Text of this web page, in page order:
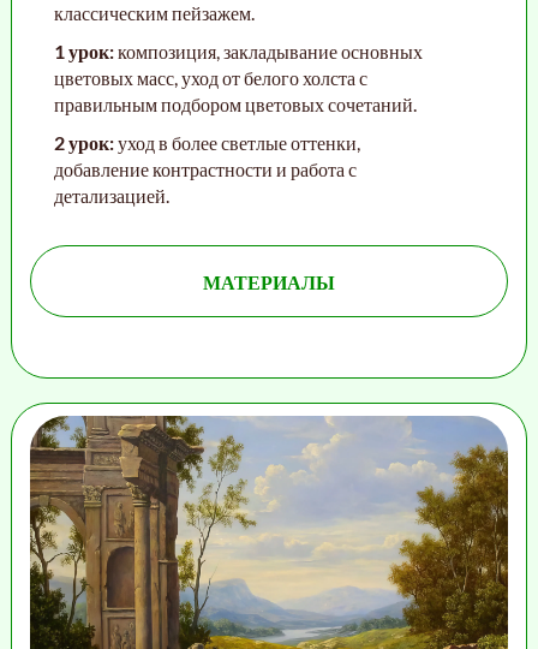
классическим пейзажем.
1 урок:композиция, закладывание основных
цветовых масс, уход от белого холста с
правильным подбором цветовых сочетаний.
2 урок:уход в более светлые оттенки,
добавление контрастности и работа с
детализацией.
МАТЕРИАЛЫ